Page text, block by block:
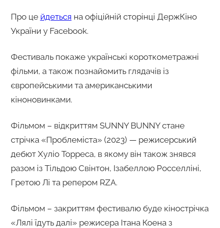
Про це йдеться на офіційній сторінці ДержКіно
України у Facebook.
Фестиваль покаже українські короткометражні
фільми, а також познайомить глядачів із
європейськими та американськими
кіноновинками.
Фільмом – відкриттям SUNNY BUNNY стане
стрічка «Проблеміста» (2023) — режисерський
дебют Хуліо Торреса, в якому він також знявся
разом із Тільдою Свінтон, Ізабеллою Росселліні,
Гретою Лі та репером RZA.
Фільмом – закриттям фестивалю буде кінострічка
«Лялі їдуть далі» режисера Ітана Коена з